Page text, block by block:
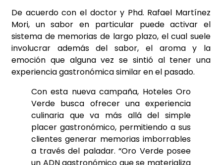
De acuerdo con el doctor y Phd. Rafael Martínez
Mori, un sabor en particular puede activar el
sistema de memorias de largo plazo, el cual suele
involucrar además del sabor, el aroma y la
emoción que alguna vez se sintió al tener una
experiencia gastronómica similar en el pasado.
Con esta nueva campaña, Hoteles Oro
Verde busca ofrecer una experiencia
culinaria que va más allá del simple
placer gastronómico, permitiendo a sus
clientes generar memorias imborrables
a través del paladar. “Oro Verde posee